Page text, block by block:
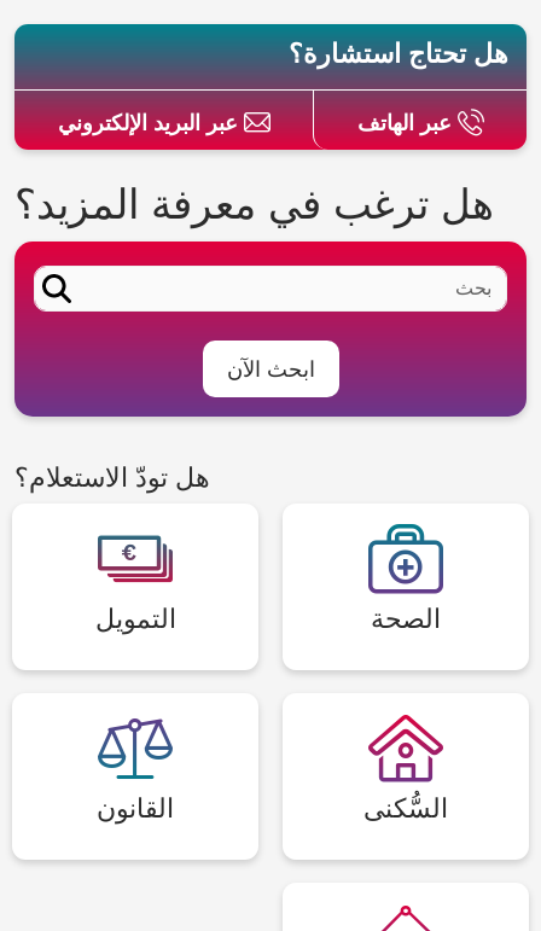
هل تحتاج استشارة؟
عبر الهاتف عبر البريد الإلكتروني
هل ترغب في معرفة المزيد؟
ابحث الآن
هل تودّ الاستعلام؟
الصحة التمويل
السُّكنى القانون